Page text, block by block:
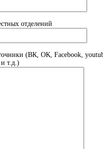
отделений
(ВК, ОК, Facebook,
т.д.)